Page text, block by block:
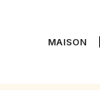
MAISON